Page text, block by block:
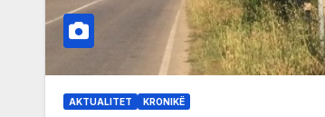
AKTUALITET KRONIKË